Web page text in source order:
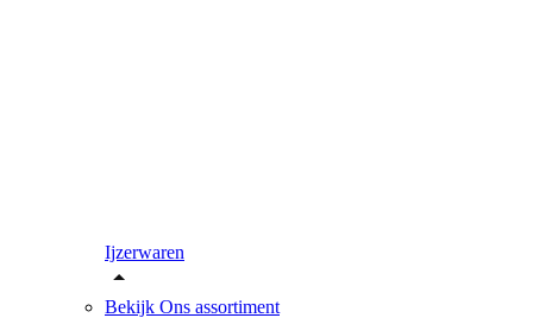
Ijzerwaren
Bekijk Ons assortiment